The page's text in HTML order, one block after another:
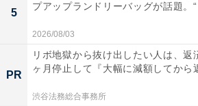
天候・時間帯に左右されるのがデメ
天候変化などで、「仕事中や外出中
が気になる」と回答した方は83％に
し率が高い中で、仕事中や外出中に
5
プアップランドリーバッグが話題。“
2026/08/03
PR
リボ地獄から抜け出したい人は、返
ヶ月停止して『大幅に減額してから
渋谷法務総合事務所